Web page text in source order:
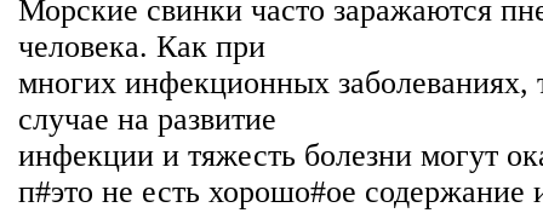
Морские свинки часто заражаются
человека. Как при
многих инфекционных заболеваниях,
случае на развитие
инфекции и тяжесть болезни могут
п#это не есть хорошо#ое содержание